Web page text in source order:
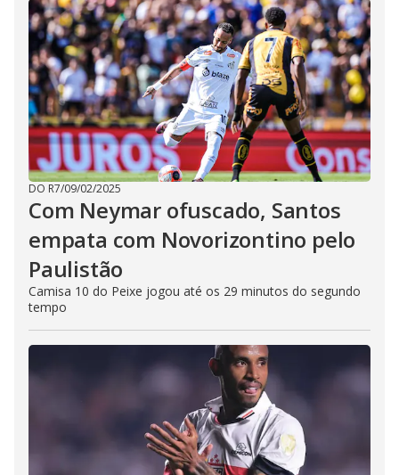
DO R7/09/02/2025
Com Neymar ofuscado, Santos
empata com Novorizontino pelo
Paulistão
Camisa 10 do Peixe jogou até os 29 minutos do segundo
tempo